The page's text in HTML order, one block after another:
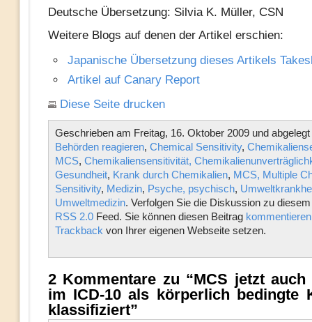
Deutsche Übersetzung: Silvia K. Müller, CSN
Weitere Blogs auf denen der Artikel erschien:
Japanische Übersetzung dieses Artikels
Artikel auf Canary Report
Diese Seite drucken
Geschrieben am Freitag, 16. Oktober 2009 und abgelegt
Behörden reagieren, Chemical Sensitivity,
MCS, Chemikaliensensitivität,
Gesundheit, Krank durch Chemikalien, MCS, Multiple
Sensitivity, Medizin, Psyche, psychisch,
Umweltmedizin. Verfolgen Sie die Diskussion zu
RSS 2.0Feed. Sie können diesen Beitrag kommentieren
Trackback von Ihrer eigenen Webseite setzen.
2 Kommentare zu “MCS jetzt
im ICD-10 als körperlich bedingte
klassifiziert”